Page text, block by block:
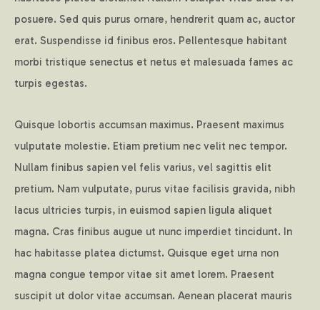
posuere. Sed quis purus ornare, hendrerit quam ac, auctor
erat. Suspendisse id finibus eros. Pellentesque habitant
morbi tristique senectus et netus et malesuada fames ac
turpis egestas.
Quisque lobortis accumsan maximus. Praesent maximus
vulputate molestie. Etiam pretium nec velit nec tempor.
Nullam finibus sapien vel felis varius, vel sagittis elit
pretium. Nam vulputate, purus vitae facilisis gravida, nibh
lacus ultricies turpis, in euismod sapien ligula aliquet
magna. Cras finibus augue ut nunc imperdiet tincidunt. In
hac habitasse platea dictumst. Quisque eget urna non
magna congue tempor vitae sit amet lorem. Praesent
suscipit ut dolor vitae accumsan. Aenean placerat mauris